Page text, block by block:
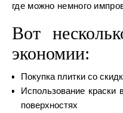
где можно немного
Вот
экономии:
Покупка плитки со
Использование краски
поверхностях